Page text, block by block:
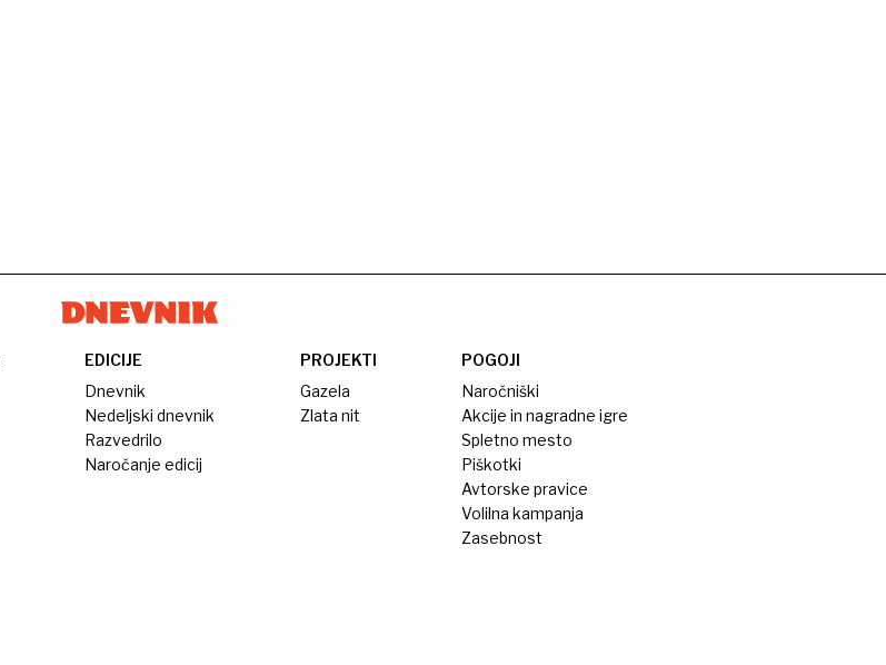
EDICIJE
Dnevnik
Nedeljski dnevnik
Razvedrilo
Naročanje edicij
PROJEKTI
Gazela
Zlata nit
POGOJI
Naročniški
Akcije in nagradne igre
Spletno mesto
Piškotki
Avtorske pravice
Volilna kampanja
Zasebnost